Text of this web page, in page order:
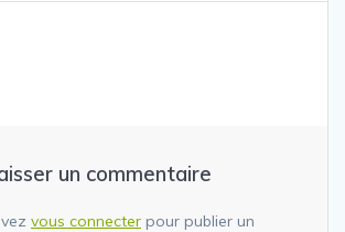
un commentaire
vous connecter pour publier un